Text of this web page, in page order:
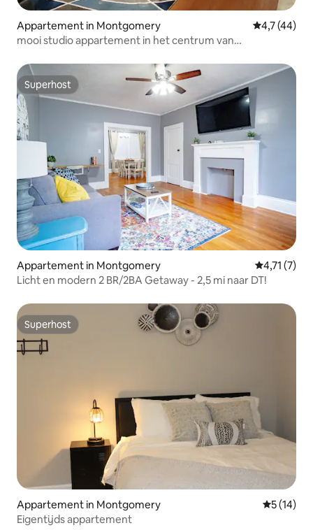
Appartement in Montgomery
4,7 (44)
mooi studio appartement in het centrum van
Superhost
Superhost
Appartement in Montgomery
4,71 (7)
Licht en modern 2 BR/2BA Getaway - 2,5 mi naar DT!
Superhost
Superhost
Appartement in Montgomery
5 (14)
Eigentijds appartement